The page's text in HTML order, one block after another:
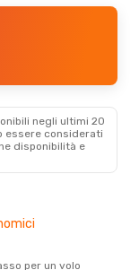
negli ultimi 20
essere considerati
disponibilità e